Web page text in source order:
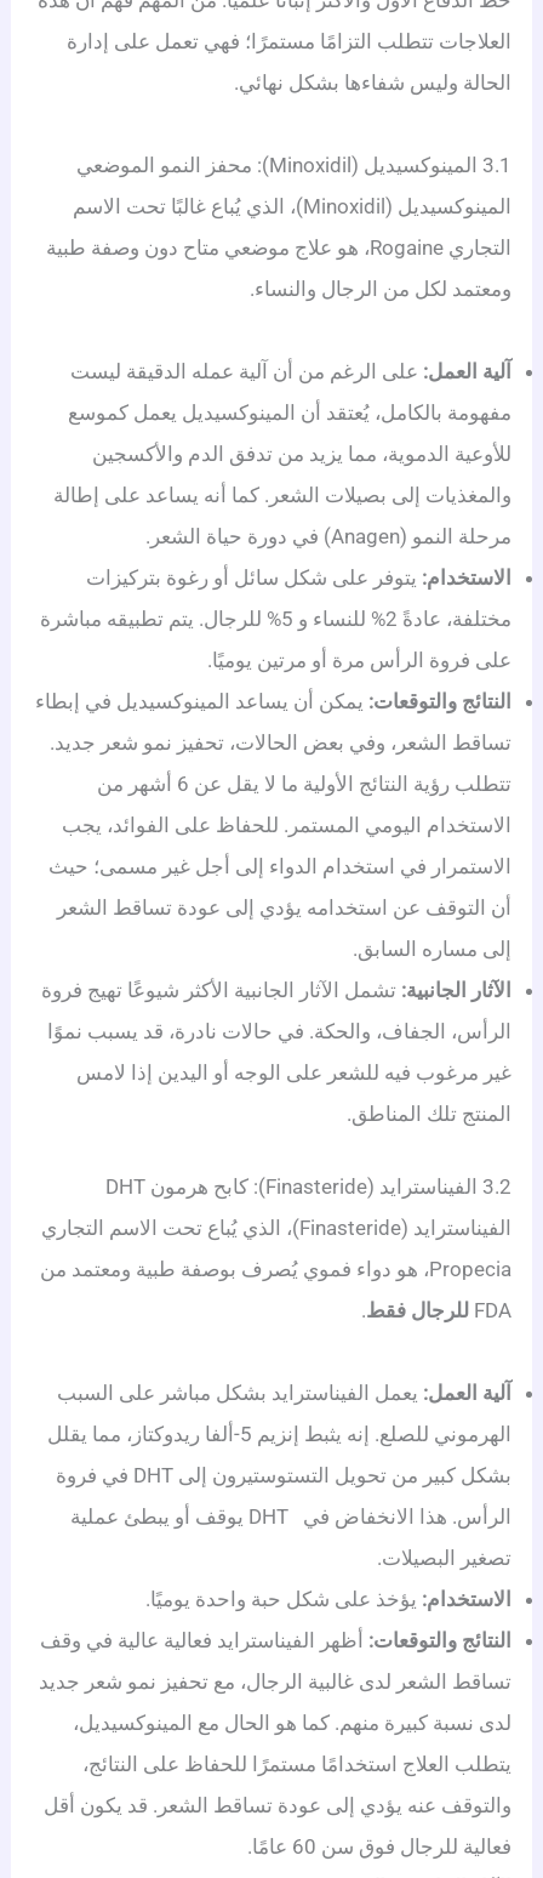
العلاجات تتطلب التزامًا مستمرًا؛ فهي تعمل على إدارة
الحالة وليس شفاءها بشكل نهائي.
3.1 المينوكسيديل (Minoxidil): محفز النمو الموضعي
المينوكسيديل (Minoxidil)، الذي يُباع غالبًا تحت الاسم
التجاري Rogaine، هو علاج موضعي متاح دون وصفة طبية
ومعتمد لكل من الرجال والنساء.
آلية العمل:على الرغم من أن آلية عمله الدقيقة ليست
مفهومة بالكامل، يُعتقد أن المينوكسيديل يعمل كموسع
للأوعية الدموية، مما يزيد من تدفق الدم والأكسجين
والمغذيات إلى بصيلات الشعر. كما أنه يساعد على إطالة
مرحلة النمو (Anagen) في دورة حياة الشعر.
الاستخدام: يتوفر على شكل سائل أو رغوة بتركيزات
مختلفة، عادةً 2% للنساء و 5% للرجال. يتم تطبيقه مباشرة
على فروة الرأس مرة أو مرتين يوميًا.
النتائج والتوقعات:يمكن أن يساعد المينوكسيديل في إبطاء
تساقط الشعر، وفي بعض الحالات، تحفيز نمو شعر جديد.
تتطلب رؤية النتائج الأولية ما لا يقل عن 6 أشهر من
الاستخدام اليومي المستمر. للحفاظ على الفوائد، يجب
الاستمرار في استخدام الدواء إلى أجل غير مسمى؛ حيث
أن التوقف عن استخدامه يؤدي إلى عودة تساقط الشعر
إلى مساره السابق.
الآثار الجانبية:تشمل الآثار الجانبية الأكثر شيوعًا تهيج فروة
الرأس، الجفاف، والحكة. في حالات نادرة، قد يسبب نموًا
غير مرغوب فيه للشعر على الوجه أو اليدين إذا لامس
المنتج تلك المناطق.
3.2 الفيناسترايد (Finasteride): كابح هرمون DHT
الفيناسترايد (Finasteride)، الذي يُباع تحت الاسم التجاري
Propecia، هو دواء فموي يُصرف بوصفة طبية ومعتمد من
FDA للرجال فقط.
آلية العمل:يعمل الفيناسترايد بشكل مباشر على السبب
الهرموني للصلع. إنه يثبط إنزيم 5-ألفا ريدوكتاز، مما يقلل
بشكل كبير من تحويل التستوستيرون إلى DHT في فروة
الرأس. هذا الانخفاض في DHT يوقف أو يبطئ عملية
تصغير البصيلات.
الاستخدام:يؤخذ على شكل حبة واحدة يوميًا.
النتائج والتوقعات:أظهر الفيناسترايد فعالية عالية في وقف
تساقط الشعر لدى غالبية الرجال، مع تحفيز نمو شعر جديد
لدى نسبة كبيرة منهم. كما هو الحال مع المينوكسيديل،
يتطلب العلاج استخدامًا مستمرًا للحفاظ على النتائج،
والتوقف عنه يؤدي إلى عودة تساقط الشعر. قد يكون أقل
فعالية للرجال فوق سن 60 عامًا.